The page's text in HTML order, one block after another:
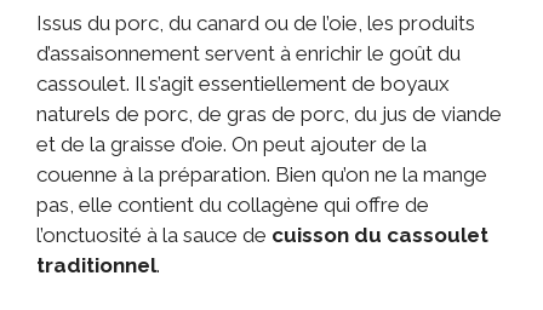
Issus du porc, du canard ou de l’oie, les produits
d’assaisonnement servent à enrichir le goût du
cassoulet. Il s’agit essentiellement de boyaux
naturels de porc, de gras de porc, du jus de viande
et de la graisse d’oie. On peut ajouter de la
couenne à la préparation. Bien qu’on ne la mange
pas, elle contient du collagène qui offre de
l’onctuosité à la sauce de cuisson du cassoulet
traditionnel.